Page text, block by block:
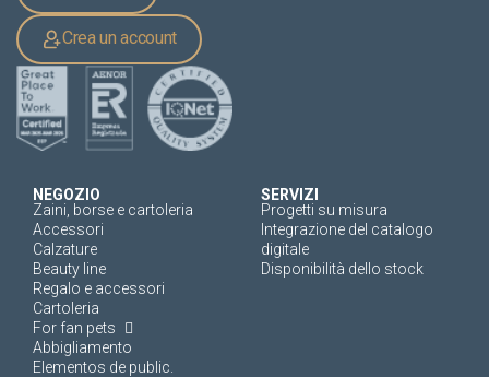
Crea un account
NEGOZIO
Zaini, borse e cartoleria
Accessori
Calzature
Beauty line
Regalo e accessori
Cartoleria
For fan pets
Abbigliamento
Elementos de public.
SERVIZI
Progetti su misura
Integrazione del catalogo
digitale
Disponibilità dello stock